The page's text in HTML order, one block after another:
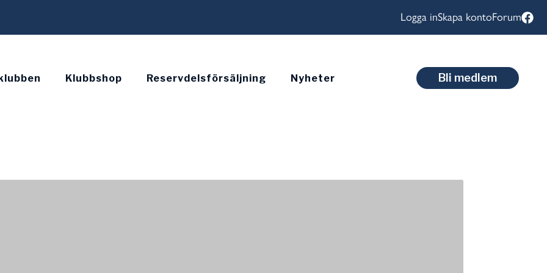
Logga inSkapa kontoForum
Klubbshop Reservdelsförsäljning Nyheter Bli medlem